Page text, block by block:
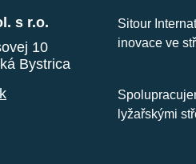
s r.o.
10
Bystrica
Sitour
inovace ve
lyžařskými